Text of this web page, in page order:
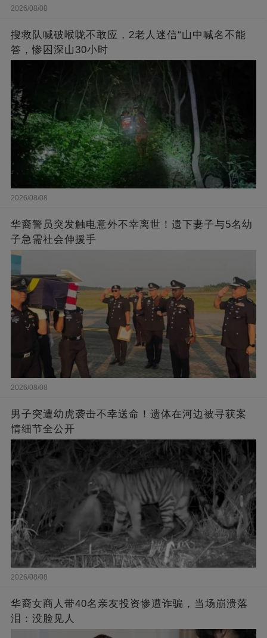
2026/08/08
搜救队喊破喉咙不敢应，2老人迷信“山中喊名不能
答，惨困深山30小时
2026/08/08
华裔警员突发触电意外不幸离世！遗下妻子与5名幼
子急需社会伸援手
2026/08/08
男子突遭幼虎袭击不幸送命！遗体在河边被寻获案
情细节全公开
2026/08/08
华裔女商人带40名亲友投资惨遭诈骗，当场崩溃落
泪：没脸见人